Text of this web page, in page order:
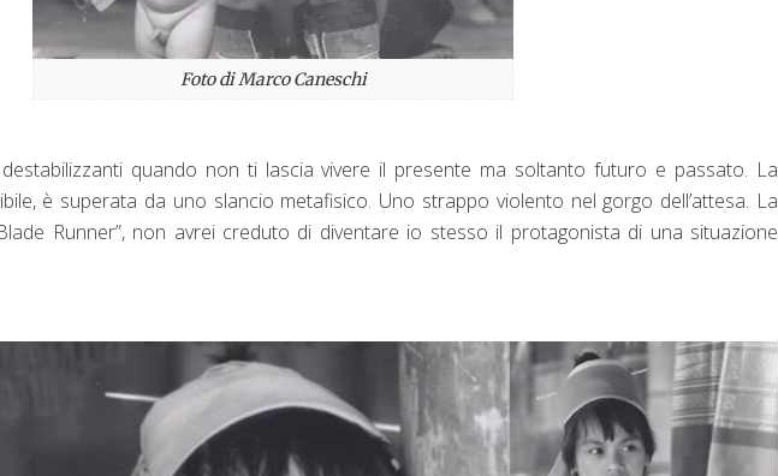
Foto di Marco Caneschi
quando non ti lascia vivere il presente ma soltanto futuro e passato. La
è superata da uno slancio metafisico. Uno strappo violento nel gorgo dell’attesa. La
Runner”, non avrei creduto di diventare io stesso il protagonista di una situazione